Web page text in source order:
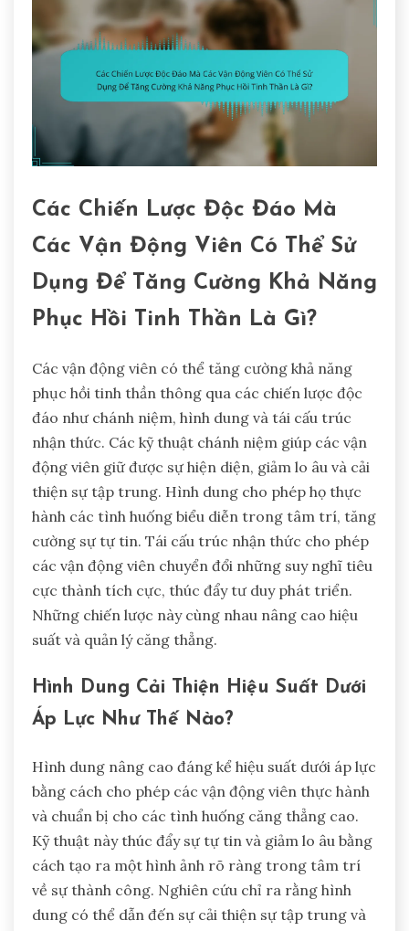
Các Chiến Lược Độc Đáo Mà
Các Vận Động Viên Có Thể Sử
Dụng Để Tăng Cường Khả Năng
Phục Hồi Tinh Thần Là Gì?
Các vận động viên có thể tăng cường khả năng
phục hồi tinh thần thông qua các chiến lược độc
đáo như chánh niệm, hình dung và tái cấu trúc
nhận thức. Các kỹ thuật chánh niệm giúp các vận
động viên giữ được sự hiện diện, giảm lo âu và cải
thiện sự tập trung. Hình dung cho phép họ thực
hành các tình huống biểu diễn trong tâm trí, tăng
cường sự tự tin. Tái cấu trúc nhận thức cho phép
các vận động viên chuyển đổi những suy nghĩ tiêu
cực thành tích cực, thúc đẩy tư duy phát triển.
Những chiến lược này cùng nhau nâng cao hiệu
suất và quản lý căng thẳng.
Hình Dung Cải Thiện Hiệu Suất Dưới
Áp Lực Như Thế Nào?
Hình dung nâng cao đáng kể hiệu suất dưới áp lực
bằng cách cho phép các vận động viên thực hành
và chuẩn bị cho các tình huống căng thẳng cao.
Kỹ thuật này thúc đẩy sự tự tin và giảm lo âu bằng
cách tạo ra một hình ảnh rõ ràng trong tâm trí
về sự thành công. Nghiên cứu chỉ ra rằng hình
dung có thể dẫn đến sự cải thiện sự tập trung và